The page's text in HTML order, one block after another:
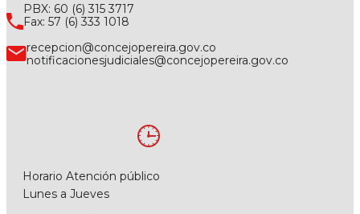
PBX: 60 (6) 315 3717
Fax: 57 (6) 333 1018
recepcion@concejopereira.gov.co
notificacionesjudiciales@concejopereira.gov.co
Horario Atención público
Lunes a Jueves